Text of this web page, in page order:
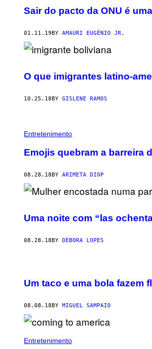
Sair do pacto da ONU é
01.11.19 BY AMAURI EUGÊNIO JR.
O que imigrantes latino-
10.25.18BY GISLENE RAMOS
Entretenimento
Emojis quebram a barreira
08.28.18 BY ARIMETA DIOP
Uma noite com “las
08.28.18BY DÉBORA LOPES
Um taco e uma bola fazem
08.08.18 BY MIGUEL SAMPAIO
Entretenimento